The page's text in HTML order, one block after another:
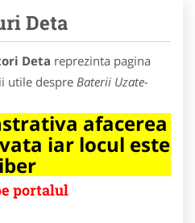
Deta
Deta reprezinta pagina
utile despre Baterii Uzate-
afacerea
iar locul este
portalul